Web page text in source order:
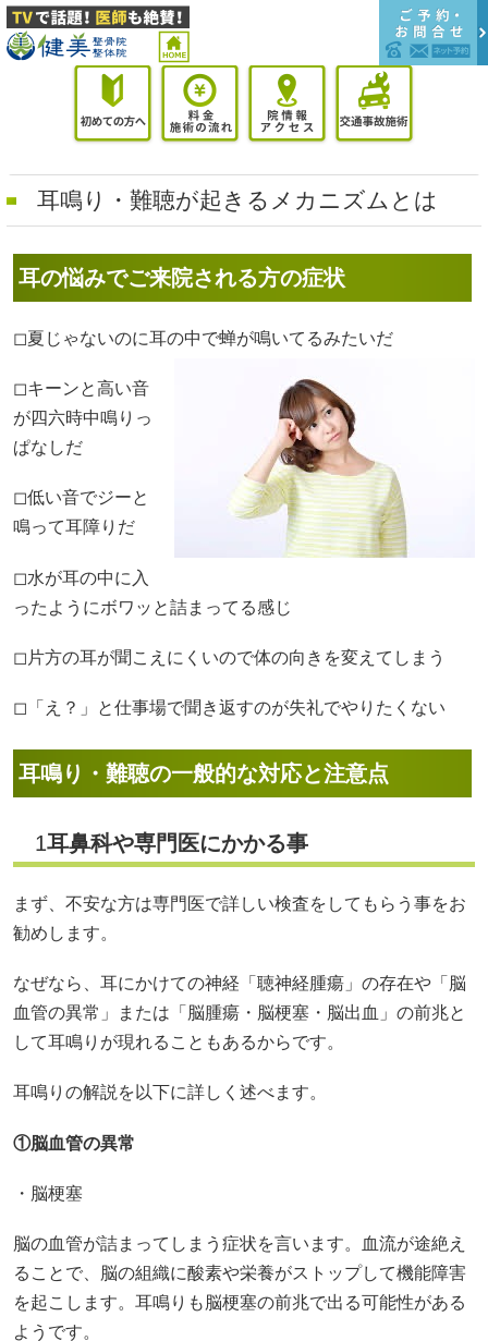
耳鳴り・難聴が起きるメカニズムとは
耳の悩みでご来院される方の症状
◻︎夏じゃないのに耳の中で蝉が鳴いてるみたいだ
◻︎キーンと高い音
が四六時中鳴りっ
ぱなしだ
◻︎低い音でジーと
鳴って耳障りだ
◻︎水が耳の中に入
ったようにボワッと詰まってる感じ
◻︎片方の耳が聞こえにくいので体の向きを変えてしまう
◻︎「え？」と仕事場で聞き返すのが失礼でやりたくない
耳鳴り・難聴の一般的な対応と注意点
1耳鼻科や専門医にかかる事
まず、不安な方は専門医で詳しい検査をしてもらう事をお
勧めします。
なぜなら、耳にかけての神経「聴神経腫瘍」の存在や「脳
血管の異常」または「脳腫瘍・脳梗塞・脳出血」の前兆と
して耳鳴りが現れることもあるからです。
耳鳴りの解説を以下に詳しく述べます。
①脳血管の異常
・脳梗塞
脳の血管が詰まってしまう症状を言います。血流が途絶え
ることで、脳の組織に酸素や栄養がストップして機能障害
を起こします。耳鳴りも脳梗塞の前兆で出る可能性がある
ようです。